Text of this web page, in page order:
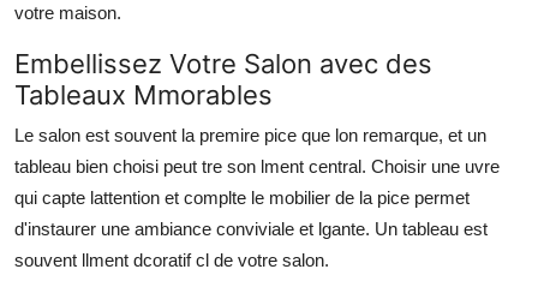
votre maison.
Embellissez Votre Salon avec des
Tableaux Mmorables
Le salon est souvent la premire pice que lon remarque, et un
tableau bien choisi peut tre son lment central. Choisir une uvre
qui capte lattention et complte le mobilier de la pice permet
d'instaurer une ambiance conviviale et lgante. Un tableau est
souvent llment dcoratif cl de votre salon.